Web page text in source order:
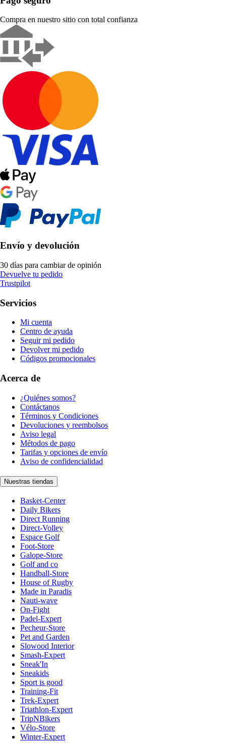
Compra en nuestro sitio con total confianza
Envío y devolución
30 días para cambiar de opinión
Devuelve tu pedido
Trustpilot
Servicios
Mi cuenta
Centro de ayuda
Seguir mi pedido
Devolver mi pedido
Códigos promocionales
Acerca de
¿Quiénes somos?
Contáctanos
Términos y Condiciones
Devoluciones y reembolsos
Aviso legal
Métodos de pago
Tarifas y opciones de envío
Aviso de confidencialidad
Nuestras tiendas
Basket-Center
Daily Bikers
Direct Running
Direct-Volley
Espace Golf
Foot-Store
Galope-Store
Golf and co
Handball-Store
House of Rugby
Made in Paradis
Nauti-wave
On-Fight
Padel-Expert
Pecheur-Store
Pet and Garden
Slowood Interior
Smash-Expert
Sneak'In
Sneakids
Sport is good
Training-Fit
Trek-Expert
Triathlon-Expert
TripNBikers
Vélo-Store
Winter-Expert